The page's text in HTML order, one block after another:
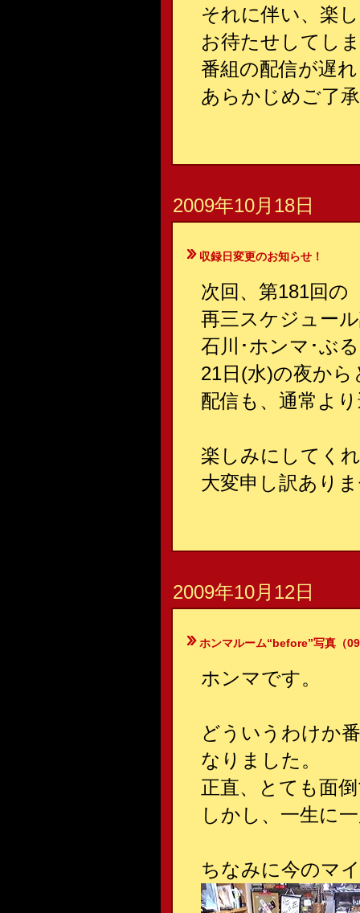
それに伴い、楽
お待たせしてし
番組の配信が遅
あらかじめご了
2009年10月18日
収録日変更のお知らせ！
次回、第181回の
再三スケジュー
石川･ホンマ･ぶ
21日(水)の夜か
配信も、通常よ
楽しみにしてく
大変申し訳あり
2009年10月12日
ホンマルーム“before”写真（
ホンマです。
どういうわけか
なりました。
正直、とても面
しかし、一生に
ちなみに今のマ